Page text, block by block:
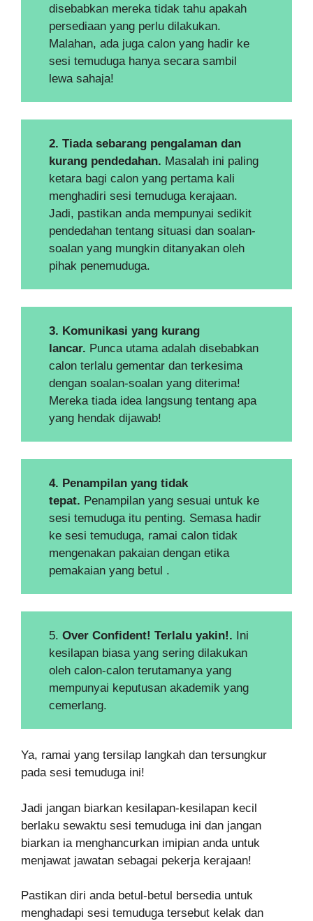
disebabkan mereka tidak tahu apakah
persediaan yang perlu dilakukan.
Malahan, ada juga calon yang hadir ke
sesi temuduga hanya secara sambil
lewa sahaja!
2. Tiada sebarang pengalaman dan
kurang pendedahan. Masalah ini paling
ketara bagi calon yang pertama kali
menghadiri sesi temuduga kerajaan.
Jadi, pastikan anda mempunyai sedikit
pendedahan tentang situasi dan soalan-
soalan yang mungkin ditanyakan oleh
pihak penemuduga.
3. Komunikasi yang kurang
lancar. Punca utama adalah disebabkan
calon terlalu gementar dan terkesima
dengan soalan-soalan yang diterima!
Mereka tiada idea langsung tentang apa
yang hendak dijawab!
4. Penampilan yang tidak
tepat. Penampilan yang sesuai untuk ke
sesi temuduga itu penting. Semasa hadir
ke sesi temuduga, ramai calon tidak
mengenakan pakaian dengan etika
pemakaian yang betul .
5.Over Confident! Terlalu yakin!. Ini
kesilapan biasa yang sering dilakukan
oleh calon-calon terutamanya yang
mempunyai keputusan akademik yang
cemerlang.
Ya, ramai yang tersilap langkah dan tersungkur
pada sesi temuduga ini!
Jadi jangan biarkan kesilapan-kesilapan kecil
berlaku sewaktu sesi temuduga ini dan jangan
biarkan ia menghancurkan imipian anda untuk
menjawat jawatan sebagai pekerja kerajaan!
Pastikan diri anda betul-betul bersedia untuk
menghadapi sesi temuduga tersebut kelak dan